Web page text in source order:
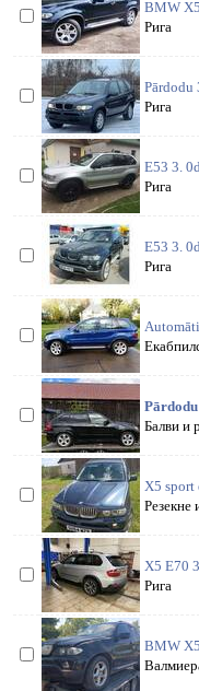
BMW
Рига
Pārdodu
Рига
E53 3.
Рига
E53 3.
Рига
Балви и
X5 sport
Резекне
X5 E70
Рига
BMW